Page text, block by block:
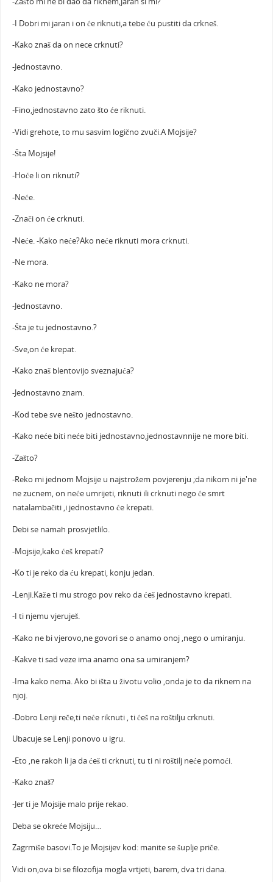
-I Dobri mi jaran i on će riknuti,a tebe ću pustiti da crkneš.
-Kako znaš da on nece crknuti?
-Jednostavno.
-Kako jednostavno?
-Fino,jednostavno zato što će riknuti.
-Vidi grehote, to mu sasvim logično zvuči.A Mojsije?
-Šta Mojsije!
-Hoće li on riknuti?
-Neće.
-Znači on će crknuti.
-Neće. -Kako neće?Ako neće riknuti mora crknuti.
-Ne mora.
-Kako ne mora?
-Jednostavno.
-Šta je tu jednostavno.?
-Sve,on će krepat.
-Kako znaš blentovijo sveznajuća?
-Jednostavno znam.
-Kod tebe sve nešto jednostavno.
-Kako neće biti neće biti jednostavno,jednostavnnije ne more biti.
-Zašto?
-Reko mi jednom Mojsije u najstrožem povjerenju ;da nikom ni je'ne
ne zucnem, on neće umrijeti, riknuti ili crknuti nego će smrt
natalambačiti ,i jednostavno će krepati.
Debi se namah prosvjetlilo.
-Mojsije,kako ćeš krepati?
-Ko ti je reko da ću krepati, konju jedan.
-Lenji.Kaže ti mu strogo pov reko da ćeš jednostavno krepati.
-I ti njemu vjeruješ.
-Kako ne bi vjerovo,ne govori se o anamo onoj ,nego o umiranju.
-Kakve ti sad veze ima anamo ona sa umiranjem?
-Ima kako nema. Ako bi išta u životu volio ,onda je to da riknem na
njoj.
-Dobro Lenji reče,ti neće riknuti , ti ćeš na roštilju crknuti.
Ubacuje se Lenji ponovo u igru.
-Eto ,ne rakoh li ja da ćeš ti crknuti, tu ti ni roštilj neće pomoći.
-Kako znaš?
-Jer ti je Mojsije malo prije rekao.
Deba se okreće Mojsiju…
Zagrmiše basovi.To je Mojsijev kod: manite se šuplje priče.
Vidi on,ova bi se filozofija mogla vrtjeti, barem, dva tri dana.